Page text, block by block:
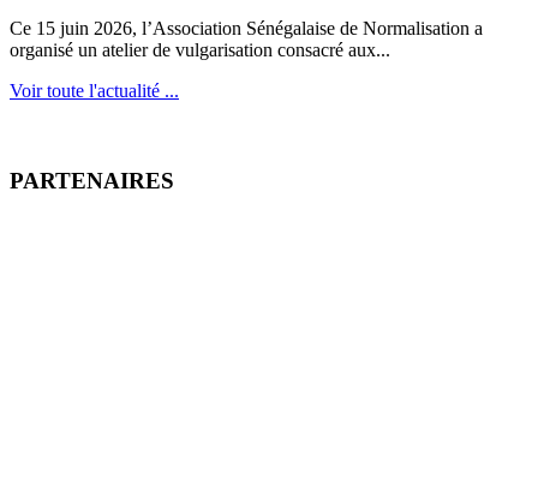
Ce 15 juin 2026, l’Association Sénégalaise de Normalisation a
organisé un atelier de vulgarisation consacré aux...
Voir toute l'actualité ...
PARTENAIRES